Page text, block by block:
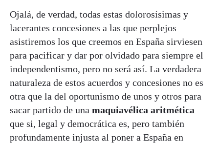
Ojalá, de verdad, todas estas dolorosísimas y
lacerantes concesiones a las que perplejos
asistiremos los que creemos en España sirviesen
para pacificar y dar por olvidado para siempre el
independentismo, pero no será así. La verdadera
naturaleza de estos acuerdos y concesiones no es
otra que la del oportunismo de unos y otros para
sacar partido de una maquiavélica aritmética
que si, legal y democrática es, pero también
profundamente injusta al poner a España en